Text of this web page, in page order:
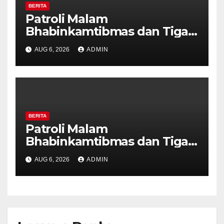
BERITA
Patroli Malam
Bhabinkamtibmas dan Tiga
Pilar Kelurahan Ungaran
Perkuat Kamtibmas, Warga
Diajak Aktifkan Ronda
AUG 6, 2026 ADMIN
BERITA
Patroli Malam
Bhabinkamtibmas dan Tiga
Pilar Kelurahan Ungaran
Perkuat Kamtibmas, Warga
Diajak Aktifkan Ronda
AUG 6, 2026 ADMIN